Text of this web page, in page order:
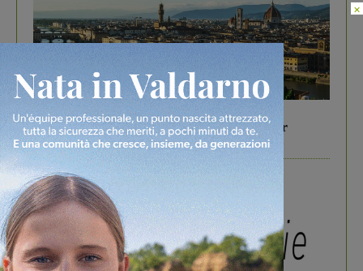
In vetrina 6 Agosto 2026
Gita di famiglia a Firenze: 5 idee per far
divertire i tuoi figli
×